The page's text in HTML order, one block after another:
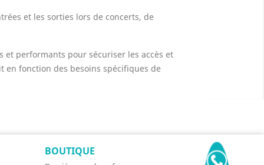
et les sorties lors de concerts, de
performants pour sécuriser les accès et
en fonction des besoins spécifiques de
BOUTIQUE